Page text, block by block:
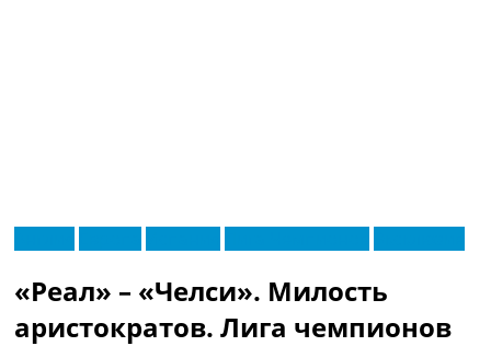
МенюНовости футбола
Видео
«Реал» – «Челси». Милость
аристократов. Лига чемпионов